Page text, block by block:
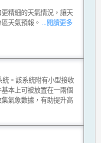
精細的天氣情況，讓天
天氣預報。 ...閱讀更多
。該系統附有小型接收
本上可被放置在一兩個
氣象數據，有助提升高